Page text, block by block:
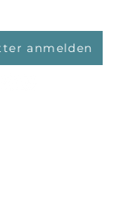
anmelden